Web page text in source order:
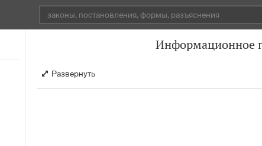
Информационное
Развернуть